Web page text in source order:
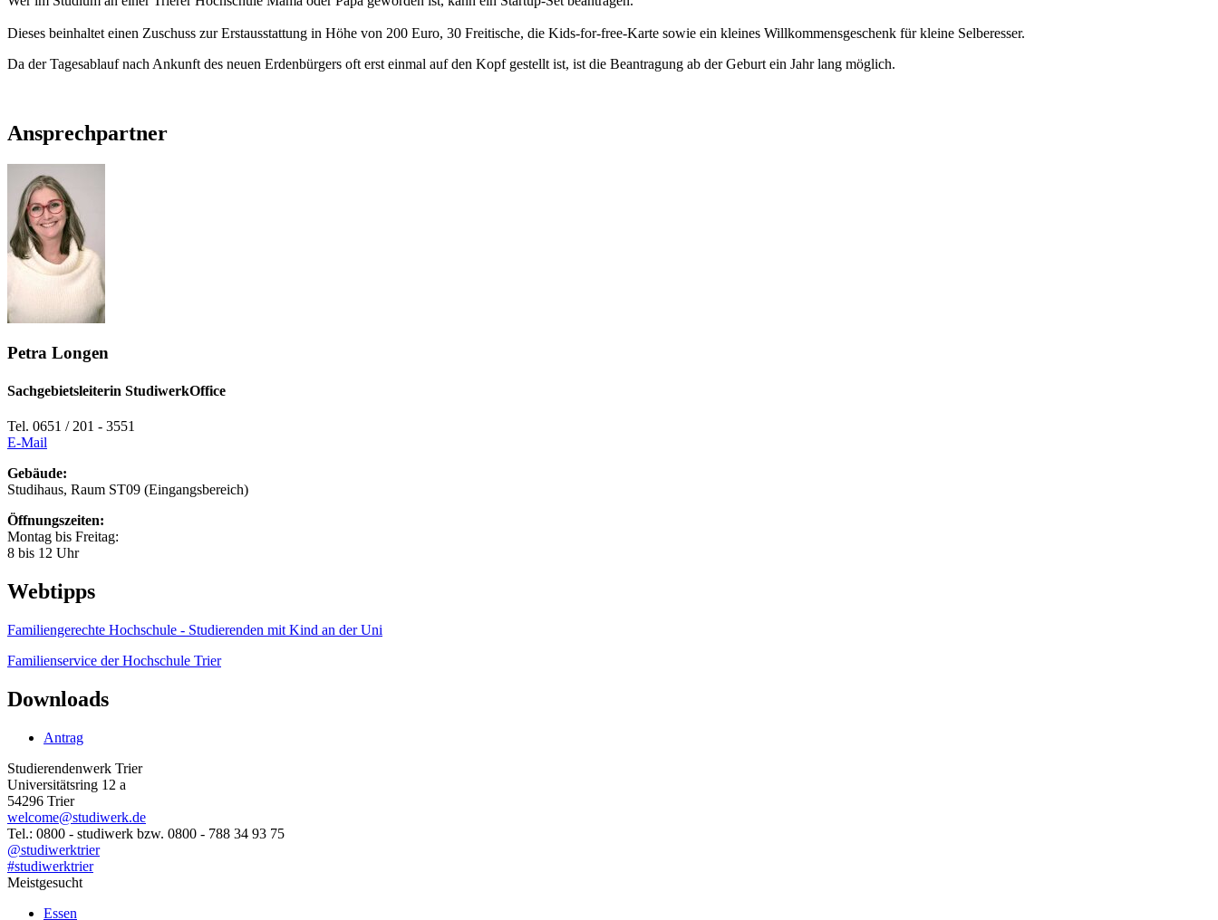
Dieses beinhaltet einen Zuschuss zur Erstausstattung in Höhe von 200 Euro, 30 Freitische, die Kids-for-free-Karte sowie ein kleines Willkommensgeschenk für kleine Selberesser.
Da der Tagesablauf nach Ankunft des neuen Erdenbürgers oft erst einmal auf den Kopf gestellt ist, ist die Beantragung ab der Geburt ein Jahr lang möglich.
Ansprechpartner
Petra Longen
Sachgebietsleiterin StudiwerkOffice
Tel. 0651 / 201 - 3551
E-Mail
Gebäude:
Studihaus, Raum ST09 (Eingangsbereich)
Öffnungszeiten:
Montag bis Freitag:
8 bis 12 Uhr
Webtipps
Familiengerechte Hochschule - Studierenden mit Kind an der Uni
Familienservice der Hochschule Trier
Downloads
Antrag
Studierendenwerk Trier
Universitätsring 12 a
54296 Trier
welcome@studiwerk.de
Tel.: 0800 - studiwerk bzw. 0800 - 788 34 93 75
@studiwerktrier
#studiwerktrier
Meistgesucht
Essen